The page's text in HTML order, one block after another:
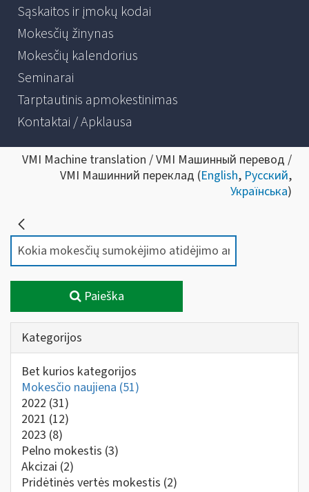
Sąskaitos ir įmokų kodai
Mokesčių žinynas
Mokesčių kalendorius
Seminarai
Tarptautinis apmokestinimas
Kontaktai / Apklausa
VMI Machine translation / VMI Машинный перевод /
VMI Машинний переклад (English, Русский,
Українська)
Paieška
Kategorijos
Bet kurios kategorijos
Mokesčio naujiena (51)
2022 (31)
2021 (12)
2023 (8)
Pelno mokestis (3)
Akcizai (2)
Pridėtinės vertės mokestis (2)